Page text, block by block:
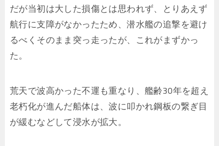
だが当初は大した損傷とは思われず、とりあえず
航行に支障がなかったため、潜水艦の追撃を避け
るべくそのまま突っ走ったが、これがまずかっ
た。
荒天で波高かった不運も重なり、艦齢30年を超え
老朽化が進んだ船体は、波に叩かれ鋼板の繋ぎ目
が緩むなどして浸水が拡大。